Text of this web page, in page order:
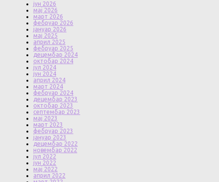
јун 2026
мај 2026
март 2026
фебруар 2026
јануар 2026
мај 2025
април 2025
фебруар 2025
децембар 2024
октобар 2024
јул 2024
јун 2024
април 2024
март 2024
фебруар 2024
децембар 2023
октобар 2023
септембар 2023
мај 2023
март 2023
фебруар 2023
јануар 2023
децембар 2022
новембар 2022
јул 2022
јун 2022
мај 2022
април 2022